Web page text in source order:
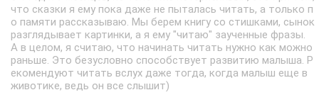
что сказки я ему пока даже не пыталась читать, а только п
о памяти рассказываю. Мы берем книгу со стишками, сынок
разглядывает картинки, а я ему "читаю" заученные фразы.
А в целом, я считаю, что начинать читать нужно как можно
раньше. Это безусловно способствует развитию малыша. Р
екомендуют читать вслух даже тогда, когда малыш еще в
животике, ведь он все слышит)